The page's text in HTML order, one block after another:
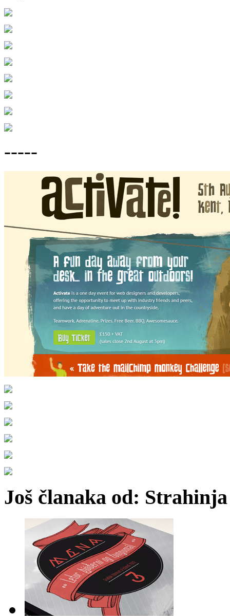
-----
Još članaka od: